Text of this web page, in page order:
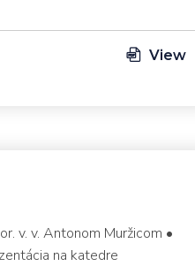
View
v. v. Antonom Muržicom •
na katedre